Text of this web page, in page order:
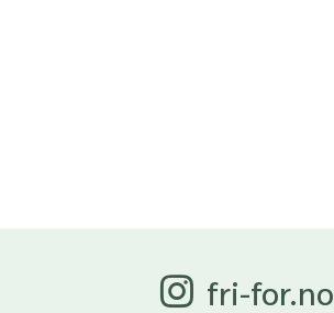
fri-for.no